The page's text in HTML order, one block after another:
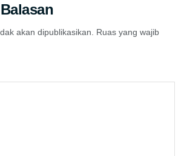
akan dipublikasikan.
Ruas yang wajib